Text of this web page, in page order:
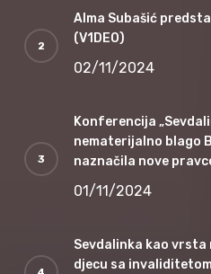
Alma Subašić
(V1DEO)
02/11/2024
Konferencija
nematerijalno blago
naznačila nove
01/11/2024
Sevdalinka kao
djecu sa invaliditetom